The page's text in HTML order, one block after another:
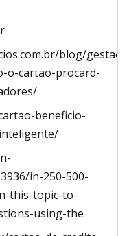
blog/gestao-
o-cartao-procard-
beneficio-
in-250-500-
this-topic-to-
using-the